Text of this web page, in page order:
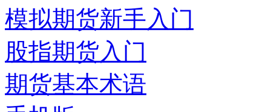
模拟期货新手入门
股指期货入门
期货基本术语